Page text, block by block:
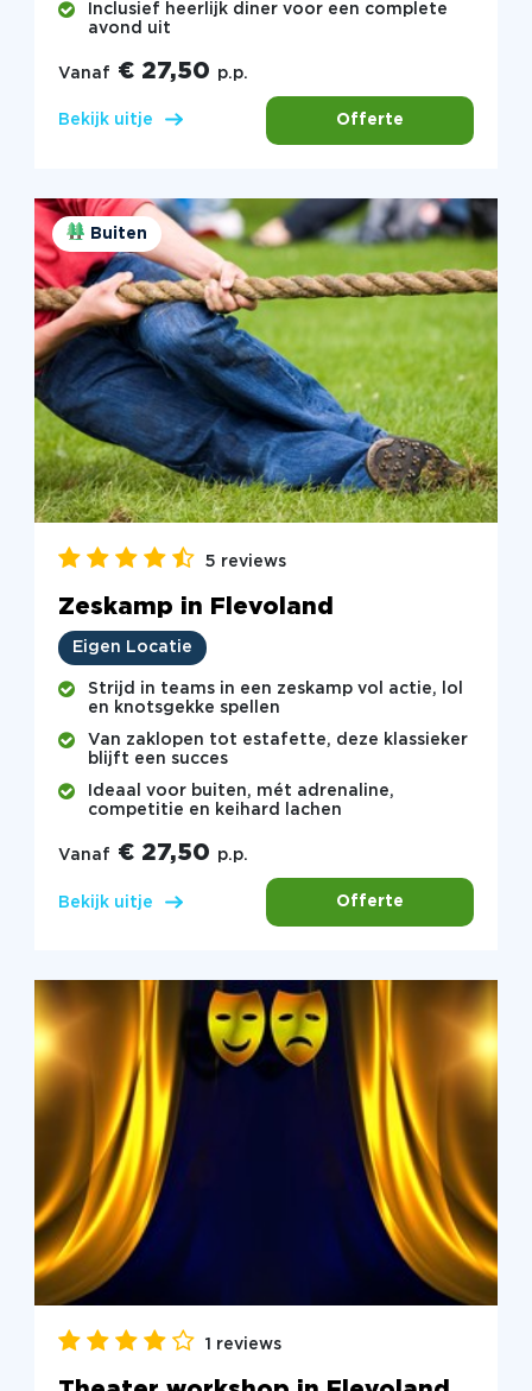
Inclusief heerlijk diner voor een complete
avond uit
Vanaf € 27,50 p.p.
Bekijk uitje Offerte
Buiten
5 reviews
Zeskamp in Flevoland
Eigen Locatie
Strijd in teams in een zeskamp vol actie, lol
en knotsgekke spellen
Van zaklopen tot estafette, deze klassieker
blijft een succes
Ideaal voor buiten, mét adrenaline,
competitie en keihard lachen
Vanaf € 27,50 p.p.
Bekijk uitje Offerte
1 reviews